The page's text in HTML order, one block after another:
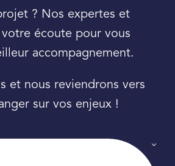
? Nos expertes et
écoute pour vous
accompagnement.
et nous reviendrons vers
sur vos enjeux !